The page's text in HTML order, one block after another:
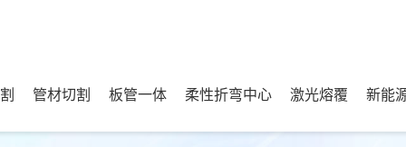
管材切割 板管一体 柔性折弯中心 激光熔覆 新能